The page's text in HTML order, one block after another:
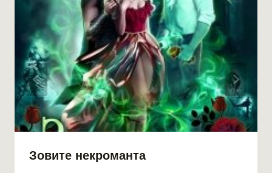
Зовите некроманта